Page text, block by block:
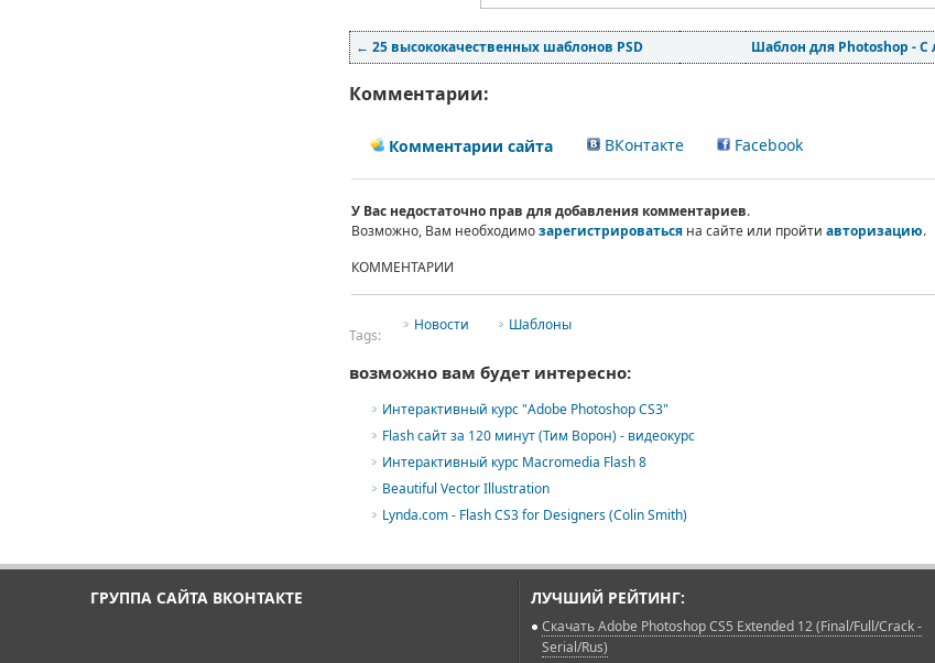
← 25 высококачественных шаблонов PSD Шаблон для Photoshop -
Комментарии:
Комментарии сайта ВКонтакте Facebook
У Вас недостаточно прав для добавления комментариев.
Возможно, Вам необходимозарегистрироваться на сайте или пройтиавторизацию.
КОММЕНТАРИИ
Tags:
Новости Шаблоны
возможно вам будет интересно:
Интерактивный курс "Adobe Photoshop CS3"
Flash сайт за 120 минут (Тим Ворон) - видеокурс
Интерактивный курс Macromedia Flash 8
Beautiful Vector Illustration
Lynda.com - Flash CS3 for Designers (Colin Smith)
ГРУППА САЙТА ВКОНТАКТЕ ЛУЧШИЙ РЕЙТИНГ:
Скачать Adobe Photoshop CS5 Extended 12 (Final/Full/Crack -
Serial/Rus)